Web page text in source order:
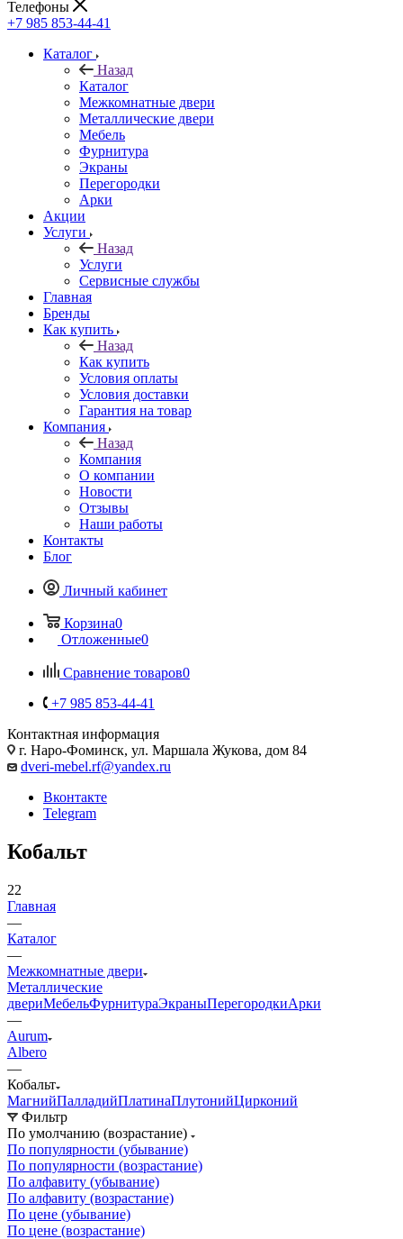
Телефоны
+7 985 853-44-41
Каталог
Назад
Каталог
Межкомнатные двери
Металлические двери
Мебель
Фурнитура
Экраны
Перегородки
Арки
Акции
Услуги
Назад
Услуги
Сервисные службы
Главная
Бренды
Как купить
Назад
Как купить
Условия оплаты
Условия доставки
Гарантия на товар
Компания
Назад
Компания
О компании
Новости
Отзывы
Наши работы
Контакты
Блог
Личный кабинет
Корзина0
Отложенные0
Сравнение товаров0
+7 985 853-44-41
Контактная информация
г. Наро-Фоминск, ул. Маршала Жукова, дом 84
dveri-mebel.rf@yandex.ru
Вконтакте
Telegram
Кобальт
22
Главная
—
Каталог
—
Межкомнатные двери
Металлические
двериМебельФурнитураЭкраныПерегородкиАрки
—
Aurum
Albero
—
Кобальт
МагнийПалладийПлатинаПлутонийЦирконий
Фильтр
По умолчанию (возрастание)
По популярности (убывание)
По популярности (возрастание)
По алфавиту (убывание)
По алфавиту (возрастание)
По цене (убывание)
По цене (возрастание)